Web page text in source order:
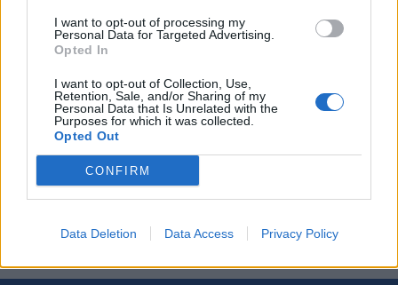
I want to opt-out of processing my
Personal Data for Targeted Advertising.
Opted In
I want to opt-out of Collection, Use,
Retention, Sale, and/or Sharing of my
Personal Data that Is Unrelated with the
Purposes for which it was collected.
Opted Out
CONFIRM
Data Deletion Data Access Privacy Policy
Objednávala som po prvý
bol doručený včas a v
poriadku . Prvá skúsenosť
Renata H.